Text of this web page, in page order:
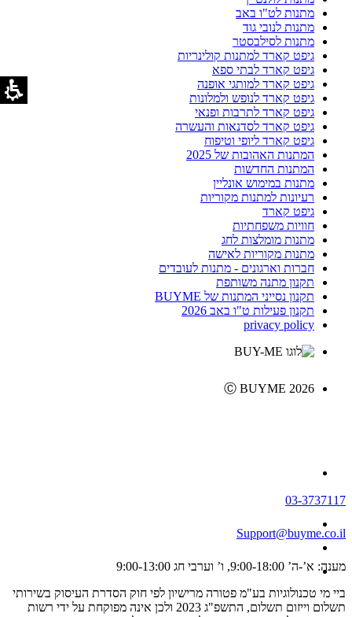
מתנות לט"ו באב
מתנות לנובי גוד
מתנות לסילבסטר
גיפט קארד למתנות קולינריות
גיפט קארד לבתי ספא
גיפט קארד למותגי אופנה
גיפט קארד לנופש ולמלונות
גיפט קארד לתרבות ופנאי
גיפט קארד לסדנאות והעשרה
גיפט קארד ליופי וטיפוח
המתנות האהובות של 2025
המתנות החדשות
מתנות במימוש אונליין
רעיונות למתנות מקוריות
גיפט קארד
חוויות משפחתיות
מתנות מומלצות לחג
מתנות מקוריות לאישה
חברות וארגונים - מתנות לעובדים
תקנון מתנה משותפת
תקנון נסייני המתנות של BUYME
תקנון פעילות ט"ו באב 2026
privacy policy
Ⓒ BUYME 2026
03-3737117
Support@buyme.co.il
מענה: א’-ה’ 9:00-18:00, ו’ וערבי חג 9:00-13:00
ביי מי טכנולוגיות בע"מ פטורה מרישיון לפי חוק הסדרת העיסוק בשירותי
תשלום וייזום תשלום, התשפ"ג 2023 ולכן אינה מפוקחת על ידי רשות